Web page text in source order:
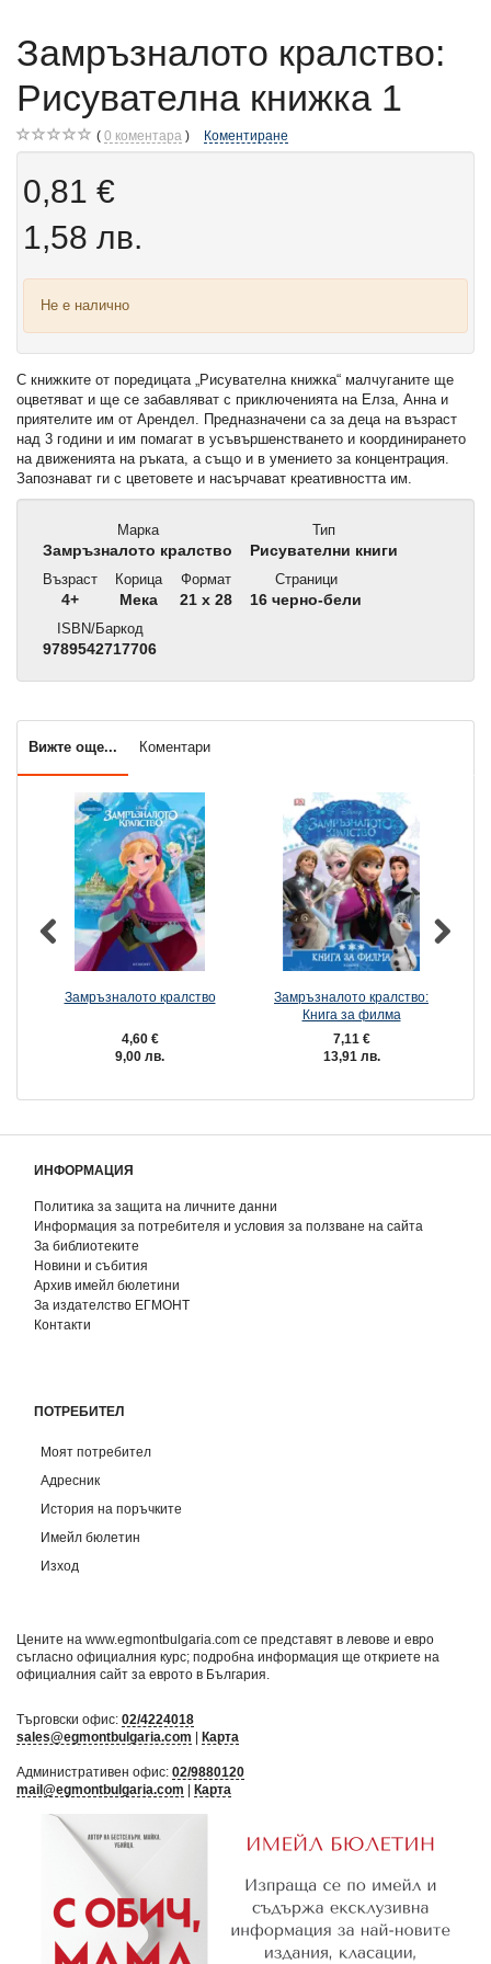
Замръзналото кралство:
Рисувателна книжка 1
0 коментара Коментиране
0,81 €
1,58 лв.
Не е налично
С книжките от поредицата „Рисувателна книжка“ малчуганите ще
оцветяват и ще се забавляват с приключенията на Елза, Анна и
приятелите им от Арендел. Предназначени са за деца на възраст
над 3 години и им помагат в усъвършенстването и координирането
на движенията на ръката, а също и в умението за концентрация.
Запознават ги с цветовете и насърчават креативността им.
Марка
Замръзналото кралство
Тип
Рисувателни книги
Възраст
4+
Корица
Мека
Формат
21 x 28
Страници
16 черно-бели
ISBN/Баркод
9789542717706
Вижте още... Коментари
Замръзналото кралство
4,60 €
9,00 лв.
Замръзналото кралство:
Книга за филма
7,11 €
13,91 лв.
ИНФОРМАЦИЯ
Политика за защита на личните данни
Информация за потребителя и условия за ползване на сайта
За библиотеките
Новини и събития
Архив имейл бюлетини
За издателство ЕГМОНТ
Контакти
ПОТРЕБИТЕЛ
Моят потребител
Адресник
История на поръчките
Имейл бюлетин
Изход
Цените на www.egmontbulgaria.com се представят в левове и евро
съгласно официалния курс; подробна информация ще откриете на
официалния сайт за еврото в България
Търговски офис: 02/4224018
sales@egmontbulgaria.com
Карта
Административен офис: 02/9880120
mail@egmontbulgaria.com
Карта